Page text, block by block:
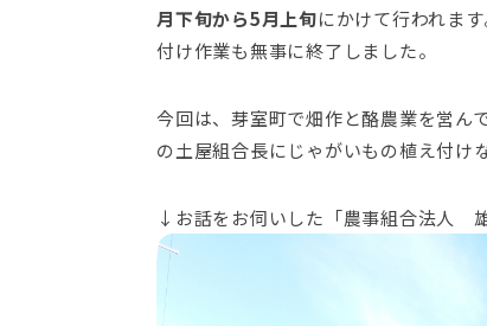
月下旬から5月上旬にかけて行われま
付け作業も無事に終了しました。
今回は、芽室町で畑作と酪農業を営ん
の土屋組合長にじゃがいもの植え付け
↓お話をお伺いした「農事組合法人